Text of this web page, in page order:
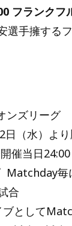
フランク
手擁する
ンズリーグ
（水）よ
催当日24:00
Matchday毎
合
として